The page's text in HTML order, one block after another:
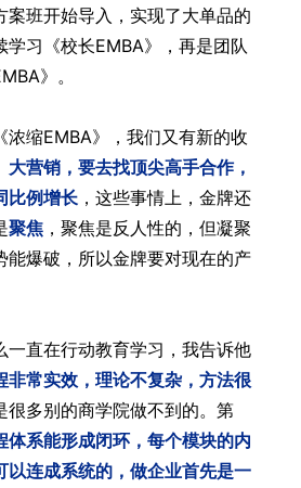
案班开始导入，实现了大单品的
学习《校长EMBA》，再是团队
》。
浓缩EMBA》，我们又有新的收
大营销，要去找顶尖高手合作，
比例增长，这些事情上，金牌还
聚焦，聚焦是反人性的，但凝聚
能爆破，所以金牌要对现在的产
一直在行动教育学习，我告诉他
非常实效，理论不复杂，方法很
很多别的商学院做不到的。第
体系能形成闭环，每个模块的内
以连成系统的，做企业首先是一